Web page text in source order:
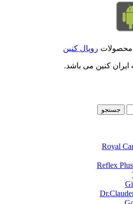
محصولات رویال کنین
کنین می باشد.
جستجو